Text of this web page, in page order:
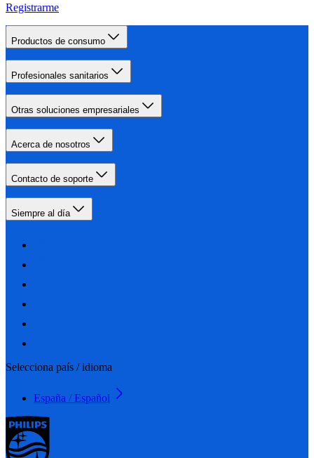
Registrarme
Productos de consumo
Profesionales sanitarios
Otras soluciones empresariales
Acerca de nosotros
Contacto de soporte
Siempre al día
Selecciona país / idioma
España / Español